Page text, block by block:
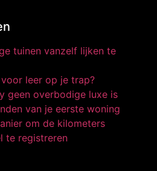
tuinen vanzelf lijken te
leer op je trap?
geen overbodige luxe is
van je eerste woning
om de kilometers
te registreren